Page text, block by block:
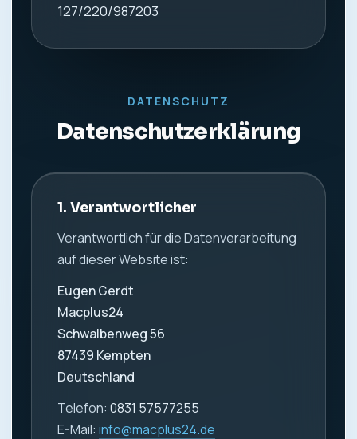
127/220/987203
DATENSCHUTZ
Datenschutzerklärung
1. Verantwortlicher
Verantwortlich für die Datenverarbeitung
auf dieser Website ist:
Eugen Gerdt
Macplus24
Schwalbenweg 56
87439 Kempten
Deutschland
Telefon: 0831 57577255
E-Mail: info@macplus24.de